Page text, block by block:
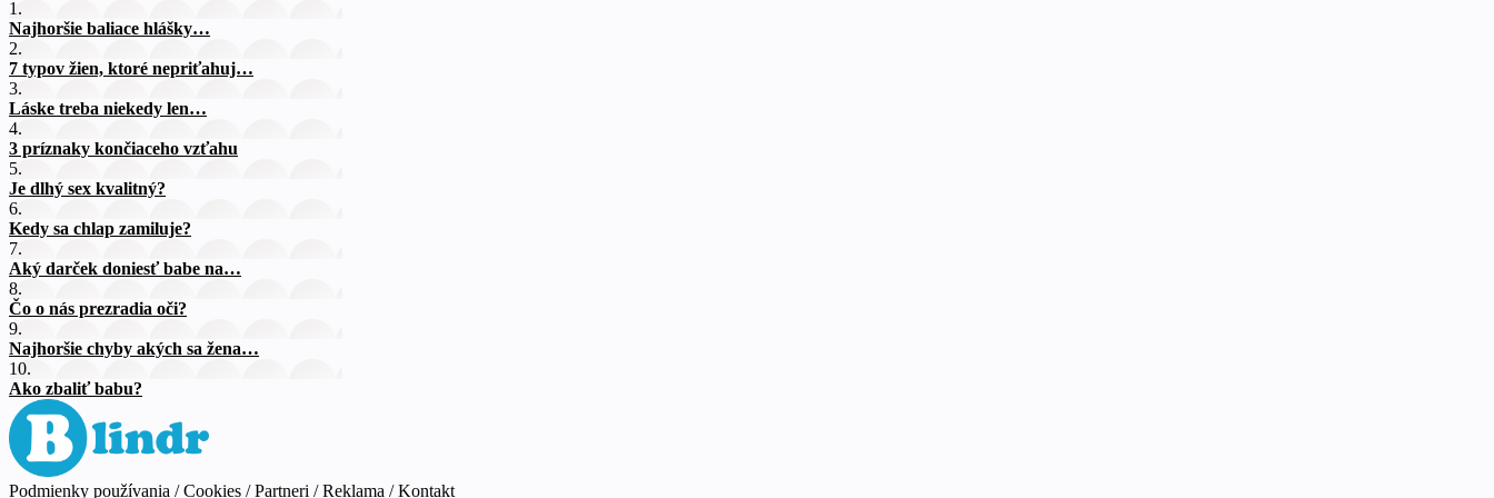
1.
Najhoršie baliace hlášky…
2.
7 typov žien, ktoré nepriťahuj…
3.
Láske treba niekedy len…
4.
3 príznaky končiaceho vzťahu
5.
Je dlhý sex kvalitný?
6.
Kedy sa chlap zamiluje?
7.
Aký darček doniesť babe na…
8.
Čo o nás prezradia oči?
9.
Najhoršie chyby akých sa žena…
10.
Ako zbaliť babu?
Podmienky používania / Cookies / Partneri / Reklama / Kontakt